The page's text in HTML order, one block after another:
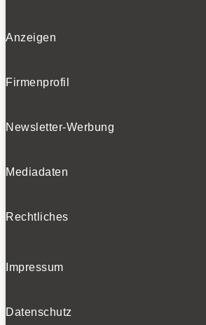
BELIEBTE TESTS
Anzeigen
Firmenprofil
Newsletter-Werbung
Mediadaten
Rechtliches
Impressum
Datenschutz